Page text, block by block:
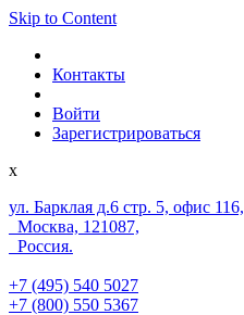
Skip to Content
Контакты
Войти
Зарегистрироваться
x
ул. Барклая д.6 стр. 5, офис 116,
Москва, 121087,
Россия.
+7 (495) 540 5027
+7 (800) 550 5367